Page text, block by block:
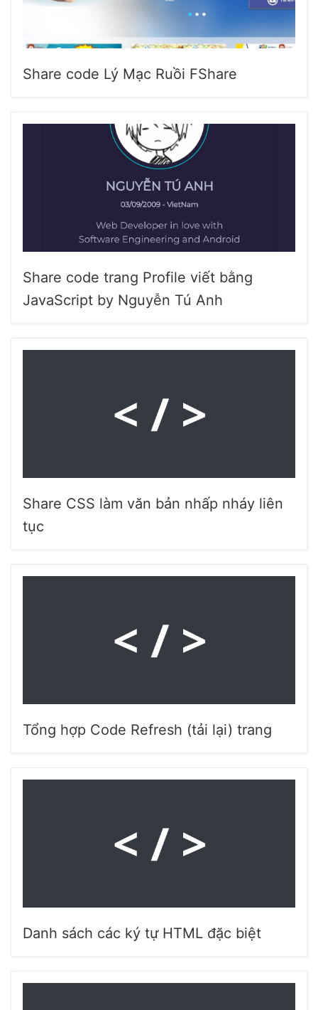
Share code Lý Mạc Ruồi FShare
Share code trang Profile viết bằng
JavaScript by Nguyễn Tú Anh
Share CSS làm văn bản nhấp nháy liên
tục
Tổng hợp Code Refresh (tải lại) trang
Danh sách các ký tự HTML đặc biệt